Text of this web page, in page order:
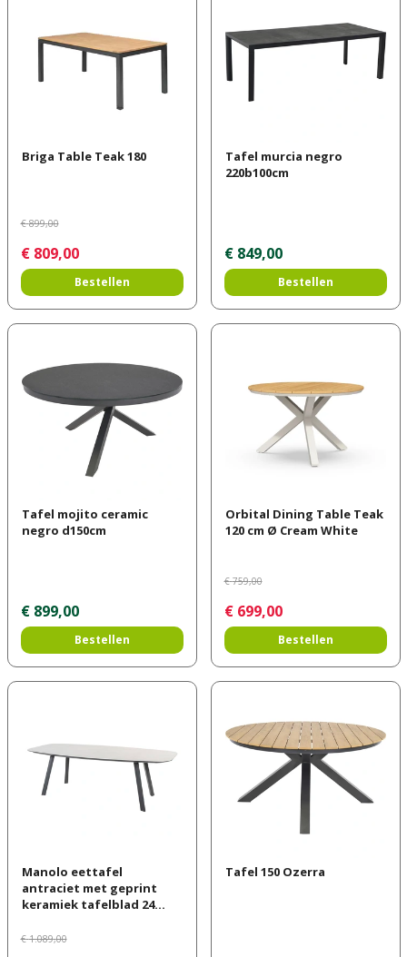
Briga Table Teak 180
€ 899,00
€ 809,00
Bestellen
Tafel murcia negro
220b100cm
€ 849,00
Bestellen
Tafel mojito ceramic
negro d150cm
€ 899,00
Bestellen
Orbital Dining Table Teak
120 cm Ø Cream White
€ 759,00
€ 699,00
Bestellen
Manolo eettafel
antraciet met geprint
keramiek tafelblad 24…
€ 1.089,00
Tafel 150 Ozerra